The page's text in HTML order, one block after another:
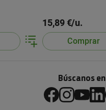
15,89 €/u.
Comprar
Búscanos en